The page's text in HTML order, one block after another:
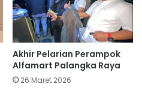
Akhir Pelarian Perampok
Alfamart Palangka Raya
26 Maret 2026